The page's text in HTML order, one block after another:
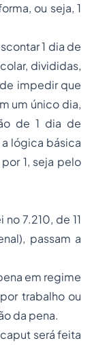
ou seja, 1
1 dia de
divididas,
impedir que
um único dia,
de 1 dia de
lógica básica
1, seja pelo
no 7.210, de 11
passam a
em regime
trabalho ou
da pena.
será feita